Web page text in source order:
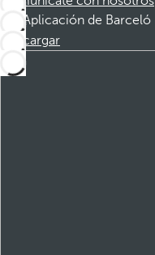
Aplicación de Barceló
Descargar